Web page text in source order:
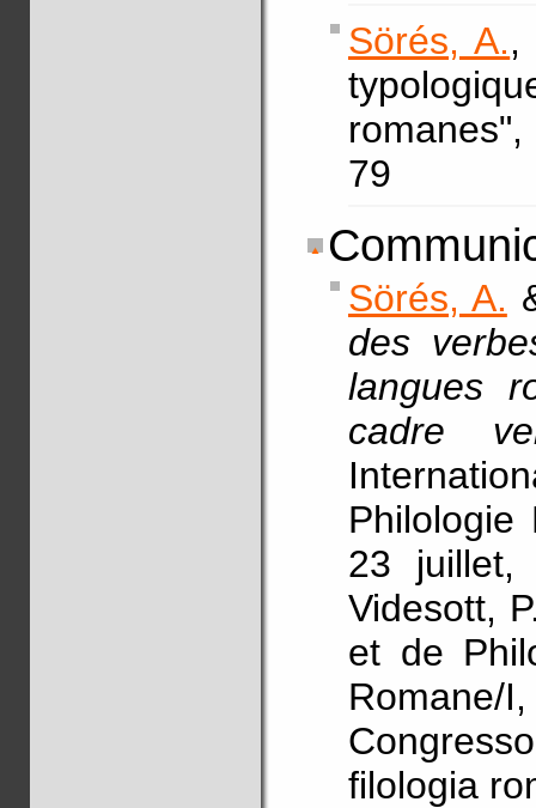
Sörés, A.,
79
Sörés, A.
des
langues
cadre
Philologie
23 juillet,
Videsott,
et de
filologia